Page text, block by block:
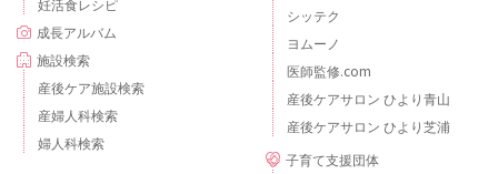
成長アルバム
施設検索
産後ケア施設検索
産婦人科検索
婦人科検索
シッテク
ヨムーノ
医師監修.com
産後ケアサロン ひより青山
産後ケアサロン ひより芝浦
子育て支援団体